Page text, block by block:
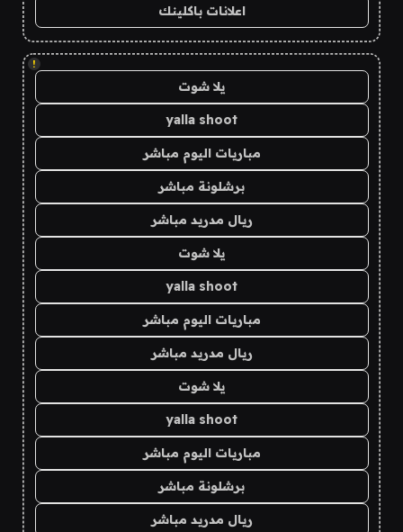
اعلانات باكلينك
!
يلا شوت
yalla shoot
مباريات اليوم مباشر
برشلونة مباشر
ريال مدريد مباشر
يلا شوت
yalla shoot
مباريات اليوم مباشر
ريال مدريد مباشر
يلا شوت
yalla shoot
مباريات اليوم مباشر
برشلونة مباشر
ريال مدريد مباشر